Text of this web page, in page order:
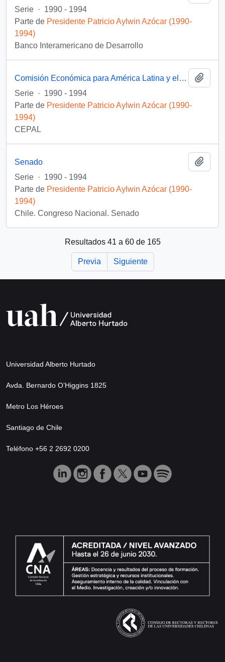
Serie · 1990 - 1994
Parte de Presidente Patricio Aylwin Azócar (1990-
1994)
Banco Interamericano de Desarrollo
Comisión Económica para América Latina y el Caribe (CEPAL)
Serie · 1990 - 1994
Parte de Presidente Patricio Aylwin Azócar (1990-
1994)
CEPAL
Senado
Serie · 1990 - 1994
Parte de Presidente Patricio Aylwin Azócar (1990-
1994)
Chile. Congreso Nacional. Senado
Resultados 41 a 60 de 165
Previa Siguiente
Universidad Alberto Hurtado
Avda. Bernardo O’Higgins 1825
Metro Los Héroes
Santiago de Chile
Teléfono +56 2 2692 0200